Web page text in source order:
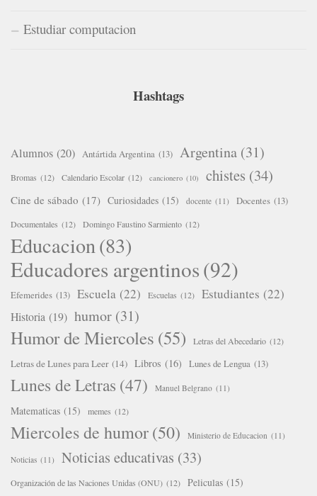
Estudiar computacion
Hashtags
Alumnos (20) Antártida Argentina (13) Argentina (31)
Bromas (12) Calendario Escolar (12) cancionero (10) chistes (34)
Cine de sábado (17) Curiosidades (15) docente (11) Docentes (13)
Documentales (12) Domingo Faustino Sarmiento (12)
Educacion(83)
Educadores argentinos(92)
Efemerides (13) Escuela (22) Escuelas (12) Estudiantes (22)
Historia (19) humor (31)
Humor de Miercoles (55) Letras del Abecedario (12)
Letras de Lunes para Leer (14) Libros (16) Lunes de Lengua (13)
Lunes de Letras (47) Manuel Belgrano (11)
Matematicas (15) memes (12)
Miercoles de humor(50) Ministerio de Educacion (11)
Noticias (11) Noticias educativas (33)
Organización de las Naciones Unidas (ONU) (12) Peliculas (15)